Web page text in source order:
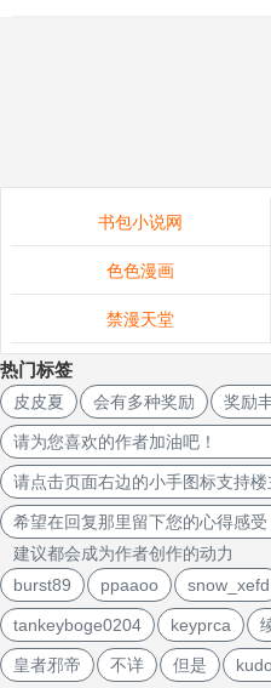
书包小说网
色色漫画
禁漫天堂
热门标签
皮皮夏 会有多种奖励 奖励
请为您喜欢的作者加油吧！
请点击页面右边的小手图标
希望在回复那里留下您的心
建议都会成为作者创作的动力
burst89
ppaaoo snow_xefd
tankeyboge0204 keyprca
皇者邪帝 不详 但是